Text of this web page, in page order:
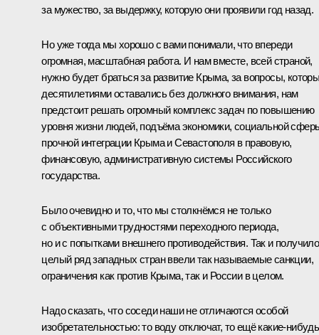
за мужество, за выдержку, которую они проявили год назад.
Но уже тогда мы хорошо с вами понимали, что впереди
огромная, масштабная работа. И нам вместе, всей страной,
нужно будет браться за развитие Крыма, за вопросы,
десятилетиями оставались без должного внимания, нам
предстоит решать огромный комплекс задач по повышению
уровня жизни людей, подъёма экономики, социальной
прочной интеграции Крыма и Севастополя в правовую,
финансовую, административную системы Российского
государства.
Было очевидно и то, что мы столкнёмся не только
с объективными трудностями переходного периода,
но и с попытками внешнего противодействия. Так и
целый ряд западных стран ввели так называемые санкции,
ограничения как против Крыма, так и России в целом.
Надо сказать, что соседи наши не отличаются особой
изобретательностью: то воду отключат, то ещё какие‑нибудь